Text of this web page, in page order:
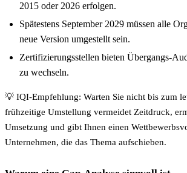
2015 oder 2026 erfolgen.
Spätestens September 2029 müssen alle
neue Version umgestellt sein.
Zertifizierungsstellen bieten Übergangs-
zu wechseln.
💡 IQI-Empfehlung: Warten Sie nicht bis zum
frühzeitige Umstellung vermeidet Zeitdruck,
Umsetzung und gibt Ihnen einen
Unternehmen, die das Thema aufschieben.